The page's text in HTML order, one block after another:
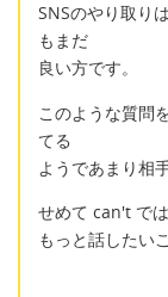
SNSのやり取り
もまだ
良い方です。
このような質問
てる
ようであまり相
せめて can't で
もっと話したい